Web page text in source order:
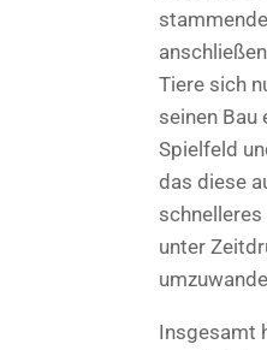
Tiere sich
seinen Bau
Spielfeld
das diese
unter
Insgesamt